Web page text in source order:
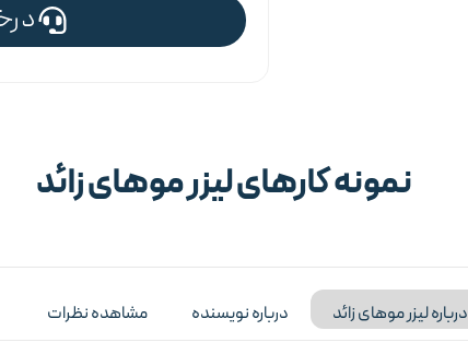
نمونه کارهای لیزر موهای زائد
درباره لیزر موهای زائد درباره نویسنده مشاهده نظرات